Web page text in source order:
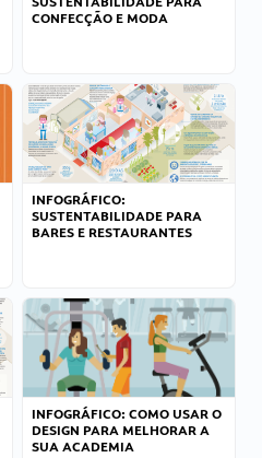
CONFECÇÃO E MODA
INFOGRÁFICO:
SUSTENTABILIDADE PARA
BARES E RESTAURANTES
INFOGRÁFICO: COMO USAR O
DESIGN PARA MELHORAR A
SUA ACADEMIA